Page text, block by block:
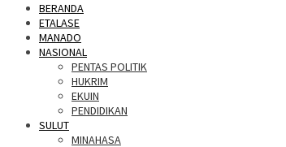
BERANDA
ETALASE
MANADO
NASIONAL
PENTAS POLITIK
HUKRIM
EKUIN
PENDIDIKAN
SULUT
MINAHASA